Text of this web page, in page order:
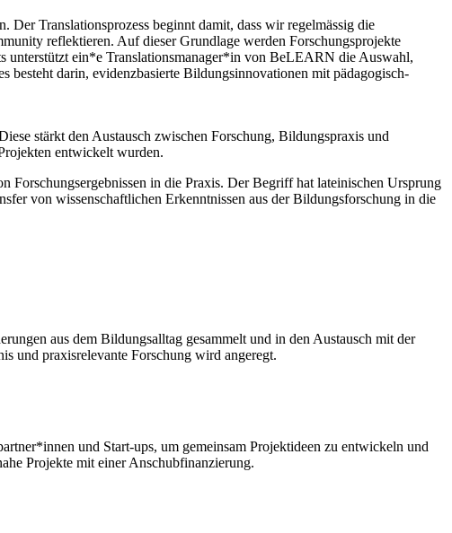
Translationsprozess beginnt damit, dass wir regelmässig die
reflektieren. Auf dieser Grundlage werden Forschungsprojekte
unterstützt ein*e Translationsmanager*in von BeLEARN die Auswahl,
besteht darin, evidenzbasierte Bildungsinnovationen mit pädagogisch-
stärkt den Austausch zwischen Forschung, Bildungspraxis und
entwickelt wurden.
in die Praxis. Der Begriff hat lateinischen Ursprung
von wissenschaftlichen Erkenntnissen aus der Bildungsforschung in die
aus dem Bildungsalltag gesammelt und in den Austausch mit der
und praxisrelevante Forschung wird angeregt.
und Start-ups, um gemeinsam Projektideen zu entwickeln und
Projekte mit einer Anschubfinanzierung.